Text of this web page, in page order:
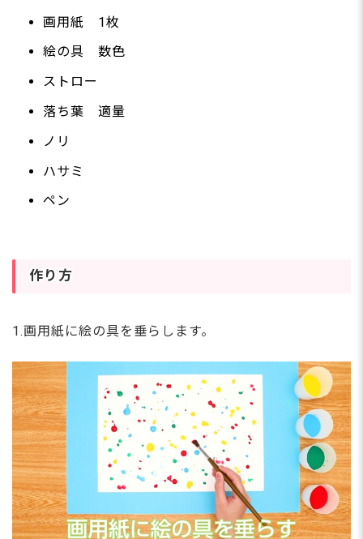
画用紙 1枚
絵の具 数色
ストロー
落ち葉 適量
ノリ
ハサミ
ペン
作り方
1.画用紙に絵の具を垂らします。